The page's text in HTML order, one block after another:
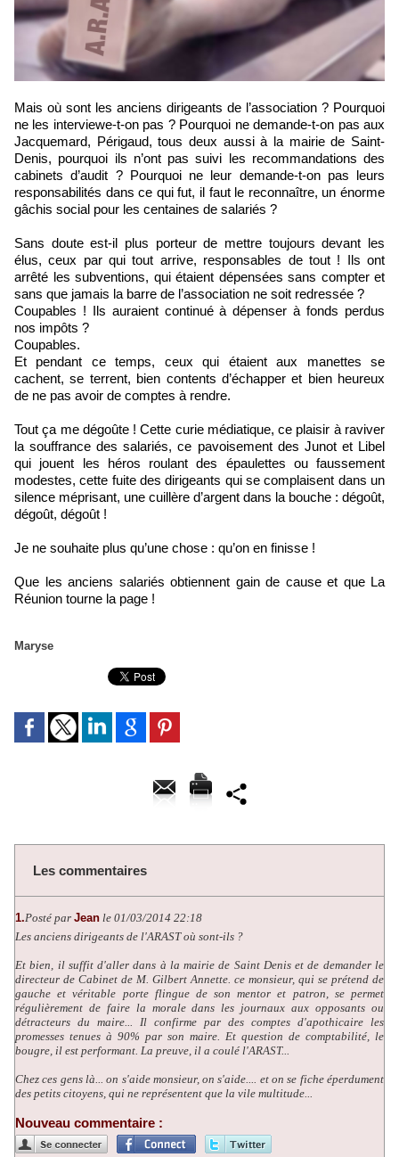
Mais où sont les anciens dirigeants de l’association ? Pourquoi
ne les interviewe-t-on pas ? Pourquoi ne demande-t-on pas aux
Jacquemard, Périgaud, tous deux aussi à la mairie de Saint-
Denis, pourquoi ils n’ont pas suivi les recommandations des
cabinets d’audit ? Pourquoi ne leur demande-t-on pas leurs
responsabilités dans ce qui fut, il faut le reconnaître, un énorme
gâchis social pour les centaines de salariés ?
Sans doute est-il plus porteur de mettre toujours devant les
élus, ceux par qui tout arrive, responsables de tout ! Ils ont
arrêté les subventions, qui étaient dépensées sans compter et
sans que jamais la barre de l’association ne soit redressée ?
Coupables ! Ils auraient continué à dépenser à fonds perdus
nos impôts ?
Coupables.
Et pendant ce temps, ceux qui étaient aux manettes se
cachent, se terrent, bien contents d’échapper et bien heureux
de ne pas avoir de comptes à rendre.
Tout ça me dégoûte ! Cette curie médiatique, ce plaisir à raviver
la souffrance des salariés, ce pavoisement des Junot et Libel
qui jouent les héros roulant des épaulettes ou faussement
modestes, cette fuite des dirigeants qui se complaisent dans un
silence méprisant, une cuillère d’argent dans la bouche : dégoût,
dégoût, dégoût !
Je ne souhaite plus qu’une chose : qu’on en finisse !
Que les anciens salariés obtiennent gain de cause et que La
Réunion tourne la page !
Maryse
Les commentaires
1.Posté par Jean le 01/03/2014 22:18
Les anciens dirigeants de l'ARAST où sont-ils ?
Et bien, il suffit d'aller dans à la mairie de Saint Denis et de demander le
directeur de Cabinet de M. Gilbert Annette. ce monsieur, qui se prétend de
gauche et véritable porte flingue de son mentor et patron, se permet
régulièrement de faire la morale dans les journaux aux opposants ou
détracteurs du maire... Il confirme par des comptes d'apothicaire les
promesses tenues à 90% par son maire. Et question de comptabilité, le
bougre, il est performant. La preuve, il a coulé l'ARAST...
Chez ces gens là... on s'aide monsieur, on s'aide.... et on se fiche éperdument
des petits citoyens, qui ne représentent que la vile multitude...
Nouveau commentaire :